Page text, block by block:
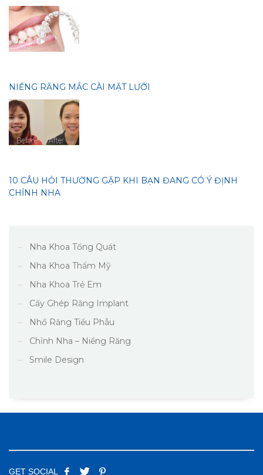
NIỀNG RĂNG MẮC CÀI MẶT LƯỠI
10 CÂU HỎI THƯỜNG GẶP KHI BẠN ĐANG CÓ Ý ĐỊNH
CHỈNH NHA
Nha Khoa Tổng Quát
Nha Khoa Thẩm Mỹ
Nha Khoa Trẻ Em
Cấy Ghép Răng Implant
Nhổ Răng Tiểu Phẫu
Chỉnh Nha – Niềng Răng
Smile Design
GET SOCIAL